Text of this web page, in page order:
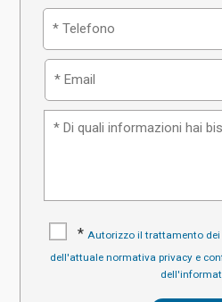
* Autorizzo il trattamento
dell'attuale normativa privacy e